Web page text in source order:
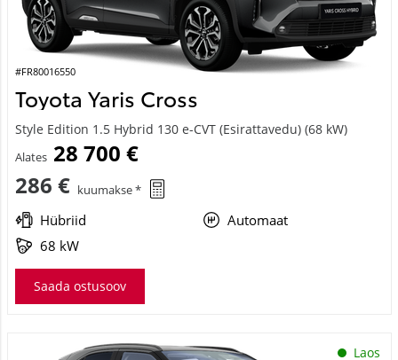
#FR80016550
Toyota Yaris Cross
Style Edition 1.5 Hybrid 130 e-CVT (Esirattavedu) (68 kW)
Alates 28 700 €
286 € kuumakse *
Hübriid
Automaat
68 kW
Saada ostusoov
Laos